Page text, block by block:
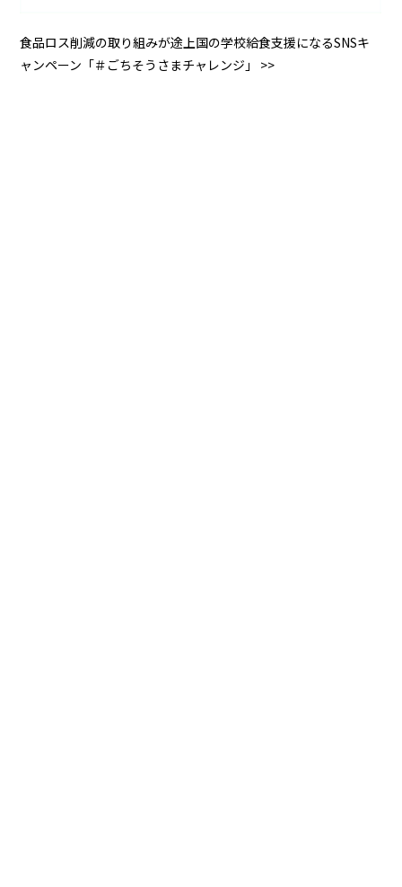
食品ロス削減の取り組みが途上国の学校給食支援になるSNSキ
ャンペーン「＃ごちそうさまチャレンジ」 >>